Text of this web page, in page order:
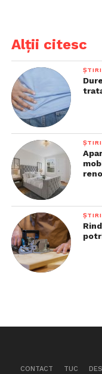
Alții citesc
ȘTIRI
ȘTIRI
ȘTIRI
CONTACT TUC